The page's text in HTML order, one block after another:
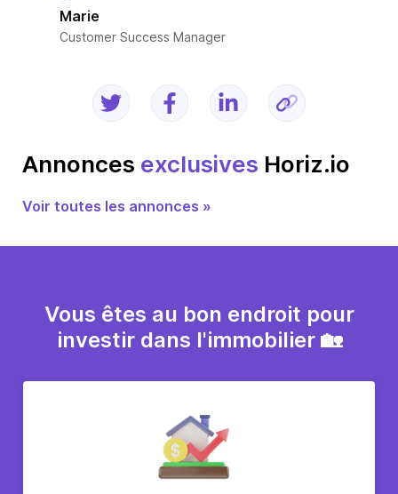
Marie
Customer Success Manager
Annonces exclusives Horiz.io
Voir toutes les annonces »
Vous êtes au bon endroit pour
investir dans l'immobilier 🏡